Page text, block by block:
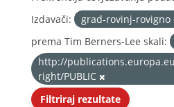
Izdavači:
grad-rovinj-rovigno
prema Tim Berners-Lee skali:
http://
right/PUBLIC
Filtriraj rezultate